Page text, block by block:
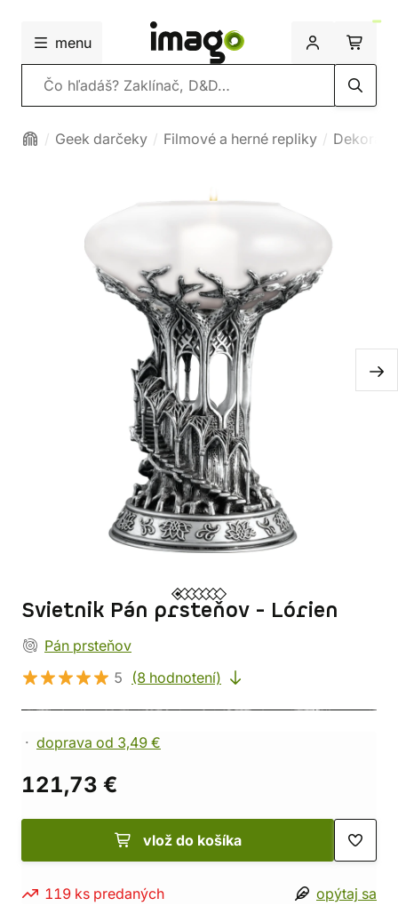
menu
Vyhľadávanie
Geek darčeky Filmové a herné repliky
Svietnik Pán prsteňov - Lórien
Pán prsteňov
5
(8 hodnotení)
doprava od 3,49 €
121,73 €
vlož do košíka
119 ks predaných opýtaj sa